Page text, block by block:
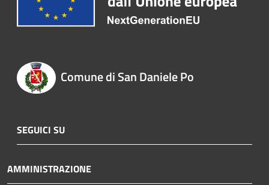
Comune di San Daniele Po
SEGUICI SU
AMMINISTRAZIONE